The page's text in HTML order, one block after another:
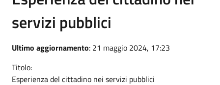
servizi pubblici
Ultimo aggiornamento: 21 maggio 2024, 17:23
Titolo:
Esperienza del cittadino nei servizi pubblici